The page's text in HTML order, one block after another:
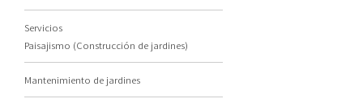
Servicios
Paisajismo (Construcción de jardines)
Mantenimiento de jardines